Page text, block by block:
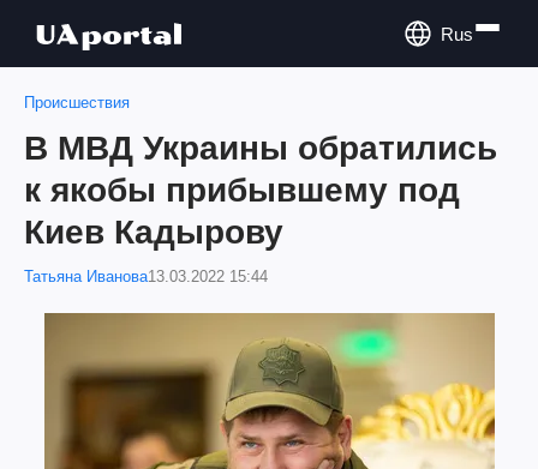
Rus
Происшествия
В МВД Украины обратились
к якобы прибывшему под
Киев Кадырову
Татьяна Иванова13.03.2022 15:44